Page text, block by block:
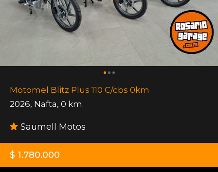
Motomel Blitz Plus 110 C/cbs 0km
2026, Nafta, 0 km.
Saumell Motos
$ 1.780.000